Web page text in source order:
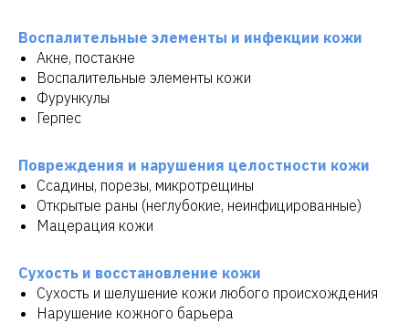
Воспалительные элементы и инфекции кожи
Акне, постакне
Воспалительные элементы кожи
Фурункулы
Герпес
Повреждения и нарушения целостности кожи
Ссадины, порезы, микротрещины
Открытые раны (неглубокие, неинфицированные)
Мацерация кожи
Сухость и восстановление кожи
Сухость и шелушение кожи любого происхождения
Нарушение кожного барьера